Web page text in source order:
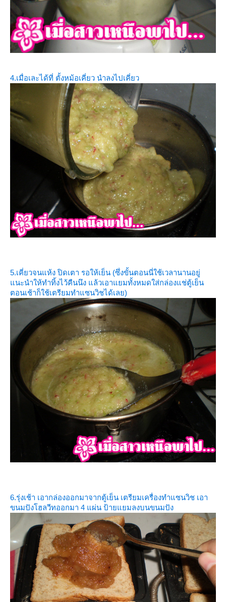
4.เมื่อเละได้ที่ ตั้งหม้อเคี่ยว นำลงไปเคี่ยว
5.เคี่ยวจนแห้ง ปิดเตา รอให้เย็น (ซึ่งขั้นตอนนี่ใช้เวลานานอยู่
นะนำให้ทำทิ้งไว้คืนนึง แล้วเอาแยมทั้งหมดใส่กล่องแช่ตู้เย็น
ตอนเช้าก็ใช้เตรียมทำแซนวิชได้เลย)
6.รุ่งเช้า เอากล่องออกมาจากตู้เย็น เตรียมเครื่องทำแซนวิช เอา
ขนมปังโฮลวีทออกมา 4 แผ่น ป้ายแยมลงบนขนมปัง